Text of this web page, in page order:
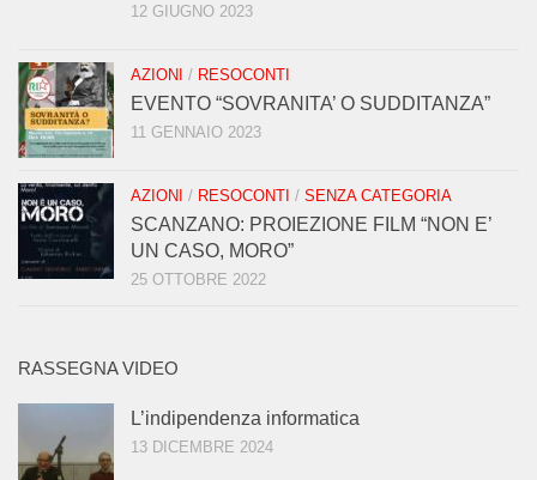
12 GIUGNO 2023
AZIONI / RESOCONTI
EVENTO “SOVRANITA’ O SUDDITANZA”
11 GENNAIO 2023
AZIONI / RESOCONTI / SENZA CATEGORIA
SCANZANO: PROIEZIONE FILM “NON E’
UN CASO, MORO”
25 OTTOBRE 2022
RASSEGNA VIDEO
L’indipendenza informatica
13 DICEMBRE 2024